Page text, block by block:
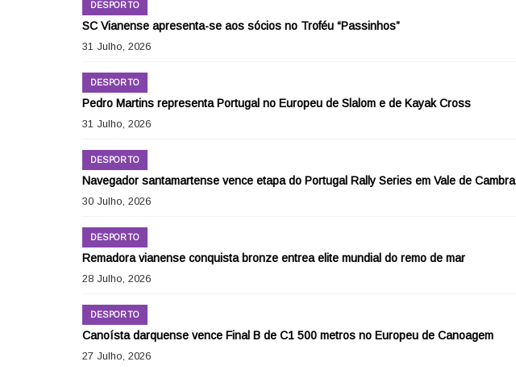
DESPORTO
SC Vianense apresenta-se aos sócios no Troféu “Passinhos”
31 Julho, 2026
DESPORTO
Pedro Martins representa Portugal no Europeu de Slalom e de Kayak Cross
31 Julho, 2026
DESPORTO
Navegador santamartense vence etapa do Portugal Rally Series em Vale de Cambra
30 Julho, 2026
DESPORTO
Remadora vianense conquista bronze entrea elite mundial do remo de mar
28 Julho, 2026
DESPORTO
Canoísta darquense vence Final B de C1 500 metros no Europeu de Canoagem
27 Julho, 2026